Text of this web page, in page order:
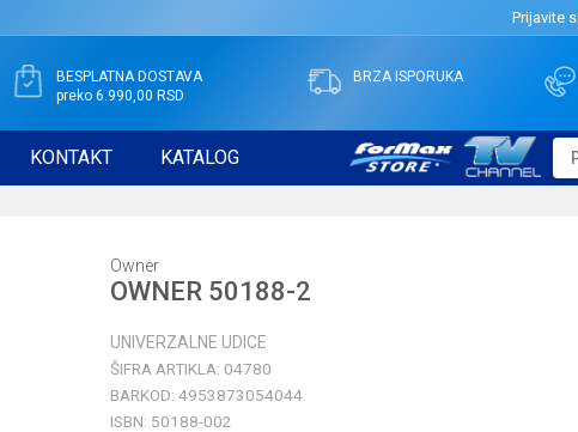
Prijavite
BESPLATNA DOSTAVA
preko 6.990,00 RSD
BRZA ISPORUKA
KONTAKT KATALOG
Owner
OWNER 50188-2
UNIVERZALNE UDICE
ŠIFRA ARTIKLA: 04780
BARKOD: 4953873054044
ISBN: 50188-002